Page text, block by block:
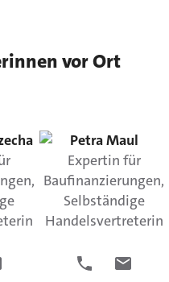
vor Ort
PetraMaul
Expertin für
Baufinanzierungen,
Selbständige
Handelsvertreterin